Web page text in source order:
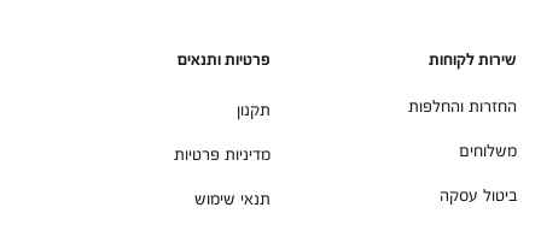
שירות לקוחות
החזרות והחלפות
משלוחים
ביטול עסקה
פרטיות ותנאים
תקנון
מדיניות פרטיות
תנאי שימוש